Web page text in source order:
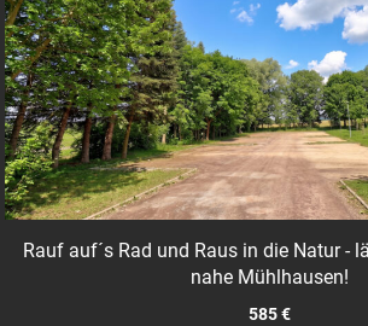
Rauf auf´s Rad und Raus in die Natur -
nahe Mühlhausen!
585 €